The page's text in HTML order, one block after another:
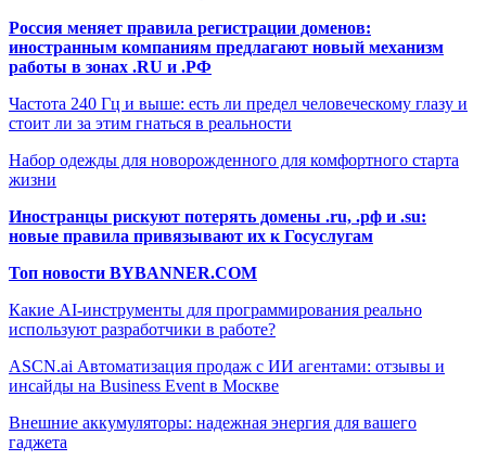
Россия меняет правила регистрации доменов:
иностранным компаниям предлагают новый механизм
работы в зонах .RU и .РФ
Частота 240 Гц и выше: есть ли предел человеческому глазу и
стоит ли за этим гнаться в реальности
Набор одежды для новорожденного для комфортного старта
жизни
Иностранцы рискуют потерять домены .ru, .рф и .su:
новые правила привязывают их к Госуслугам
Топ новости BYBANNER.COM
Какие AI-инструменты для программирования реально
используют разработчики в работе?
ASCN.ai Автоматизация продаж с ИИ агентами: отзывы и
инсайды на Business Event в Москве
Внешние аккумуляторы: надежная энергия для вашего
гаджета